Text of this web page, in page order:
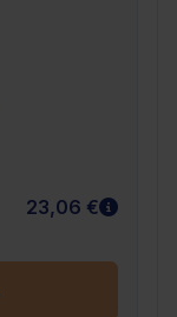
23,06 € En